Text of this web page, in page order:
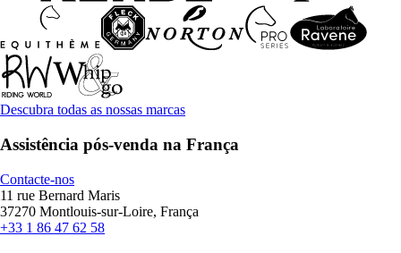
Descubra todas as nossas marcas
Assistência pós-venda na França
Contacte-nos
11 rue Bernard Maris
37270 Montlouis-sur-Loire, França
+33 1 86 47 62 58